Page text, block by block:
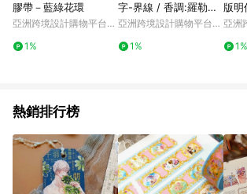
膠帶－藍綠花環
亞洲跨境設計購物平台
1%
字-界線 / 香調:羅勒柑
檸
亞洲跨境設計購物平台
1%
版明
系列
亞洲
1%
熱銷排行榜